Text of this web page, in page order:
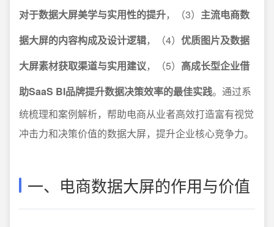
对于数据大屏美学与实用性的提升，（3） 主流电商数
据大屏的内容构成及设计逻辑，（4） 优质图片及数据
大屏素材获取渠道与实用建议，（5） 高成长型企业借
助SaaS BI品牌提升数据决策效率的最佳实践。通过系
统梳理和案例解析，帮助电商从业者高效打造富有视觉
冲击力和决策价值的数据大屏，提升企业核心竞争力。
一、电商数据大屏的作用与价值